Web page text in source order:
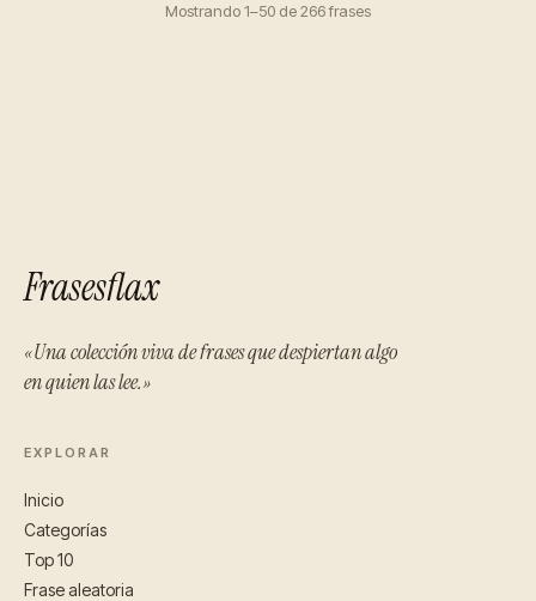
Mostrando 1–50 de 266 frases
Frasesflax
«Una colección viva de frases que despiertan algo
en quien las lee.»
EXPLORAR
Inicio
Categorías
Top 10
Frase aleatoria